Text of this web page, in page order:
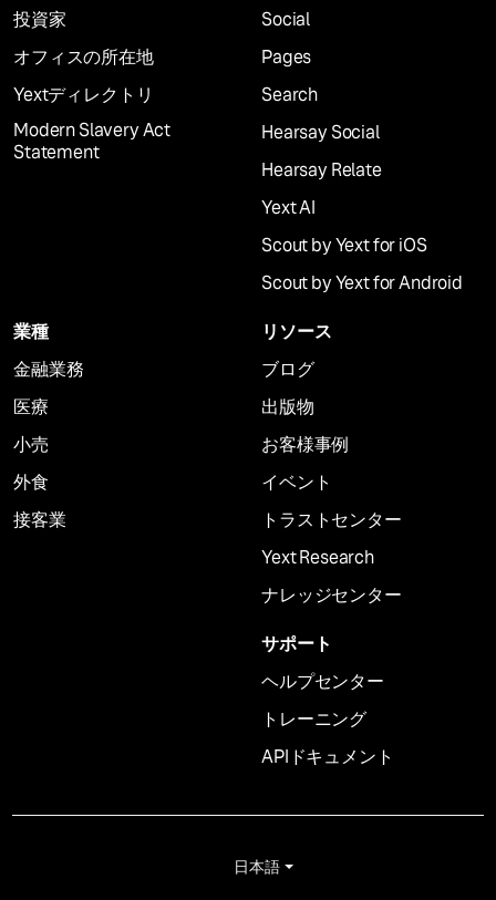
投資家
オフィスの所在地
Yextディレクトリ
Modern Slavery Act
Statement
Social
Pages
Search
Hearsay Social
Hearsay Relate
Yext AI
Scout by Yext for iOS
Scout by Yext for Android
業種
金融業務
医療
小売
外食
接客業
リソース
ブログ
出版物
お客様事例
イベント
トラストセンター
Yext Research
ナレッジセンター
サポート
ヘルプセンター
トレーニング
APIドキュメント
日本語